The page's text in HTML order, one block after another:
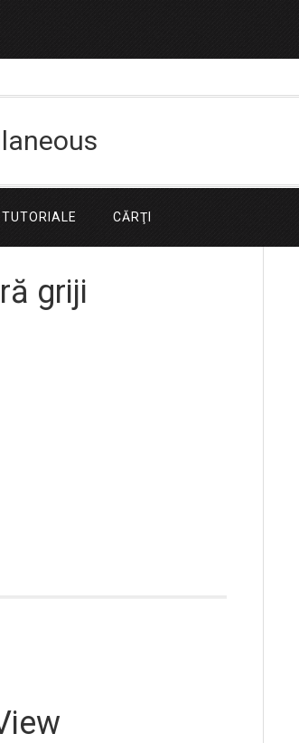
TUTORIALE CĂRŢI
griji